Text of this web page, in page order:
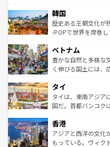
ワイを、存分に味わってほしい。 な
はコンテンツ一覧を
いる。アクティビテ
ビング、ハイキング
い。オーストラリア
参照してほしい。
ン）、静ひつな山岳
と山間の静けさが共
驚きをもたらしてく
容にもいいと評判の
が味わえる
照してほしい。
韓国
歴史ある王朝文化が
-POPで世界を席巻
き、地方に足を延ば
できる。そして、キ
まで、さまざまな韓
リティに包まれなが
覧を参照してほしい
ベトナム
豊かな自然と多様な
く伸びる国土には、
急速な発展と共に伝
ーチミン市のフラン
醸し出している。ま
とつ。フォーやバイ
ひ現地で味わいたい
が旅行者を迎えてく
タイ
タイは、東南アジア
国だ。首都バンコク
の活気が交差してい
帯で自然と触れ合い
いビーチでリゾート
香港
アジアと西洋の文化
もっている。ヴィク